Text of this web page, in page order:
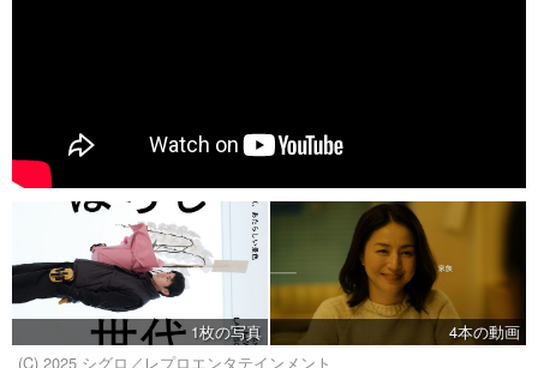
1枚の写真
4本の動画
(C) 2025 シグロ／レプロエンタテインメント